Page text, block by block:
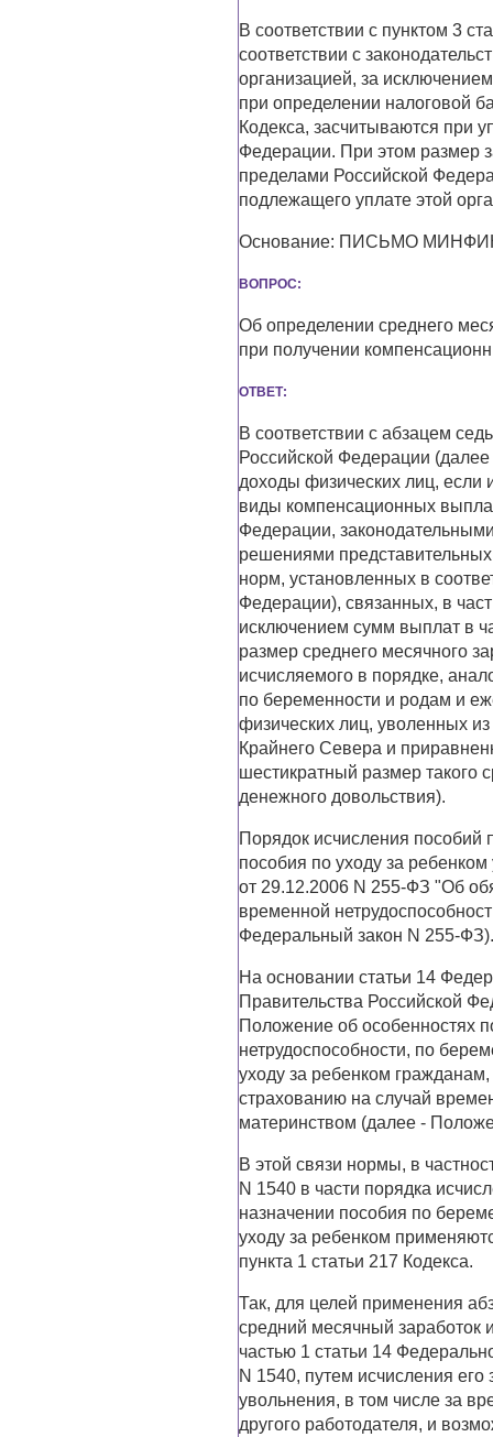
В соответствии с пунктом 3
соответствии с
организацией, за
при определении налоговой
Кодекса, засчитываются при
Федерации. При этом размер
пределами Российской
подлежащего уплате этой
Основание: ПИСЬМО
ВОПРОС:
Об определении среднего
при получении
ОТВЕТ:
В соответствии с абзацем
Российской Федерации
доходы физических лиц, если
виды компенсационных
Федерации,
решениями
норм, установленных в
Федерации), связанных, в
исключением сумм выплат в
размер среднего месячного
исчисляемого в порядке,
по беременности и родам и
физических лиц, уволенных
Крайнего Севера и
шестикратный размер такого
денежного довольствия).
Порядок исчисления
пособия по уходу за
от 29.12.2006 N 255-ФЗ "Об
временной
Федеральный закон N 255-ФЗ).
На основании статьи 14
Правительства Российской
Положение об особенностях
нетрудоспособности, по
уходу за ребенком
страхованию на случай
материнством (далее -
В этой связи нормы, в
N 1540 в части порядка
назначении пособия по
уходу за ребенком
пункта 1 статьи 217 Кодекса.
Так, для целей применения
средний месячный заработок
частью 1 статьи 14
N 1540, путем исчисления
увольнения, в том числе за
другого работодателя, и